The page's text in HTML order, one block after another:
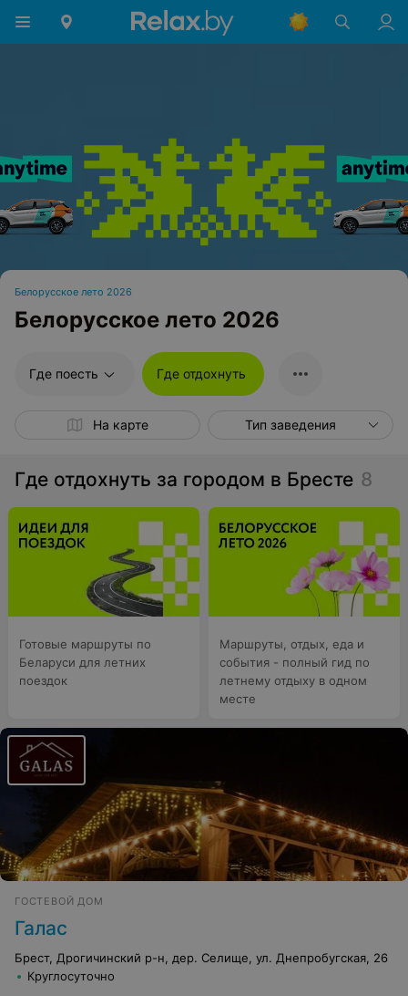
Белорусское лето 2026
Белорусское лето 2026
Где поесть Где отдохнуть
На карте Тип заведения
Где отдохнуть за городом в Бресте 8
Готовые маршруты по
Беларуси для летних
поездок
Маршруты, отдых, еда и
события - полный гид по
летнему отдыху в одном
месте
ГОСТЕВОЙ ДОМ
Галас
Брест, Дрогичинский р-н, дер. Селище, ул. Днепробугская, 26
Круглосуточно